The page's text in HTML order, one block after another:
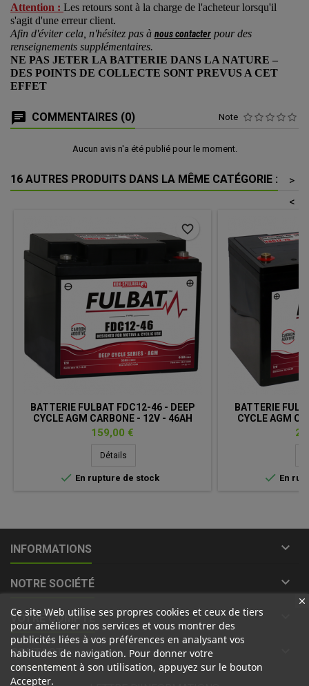
Attention : Les retours sont à la charge de l'acheteur lorsqu'il
s'agit d'une erreur client.
Afin d'éviter cela, n'hésitez pas à nous contacter pour des
renseignements supplémentaires.
NE PAS JETER LA BATTERIE DANS LA NATURE –
DES POINTS DE COLLECTE SONT PREVUS A CET
EFFET
COMMENTAIRES (0) Note
Aucun avis n'a été publié pour le moment.
16 AUTRES PRODUITS DANS LA MÊME CATÉGORIE :
>
<
BATTERIE FULBAT FDC12-46 - DEEP
CYCLE AGM CARBONE - 12V - 46AH
Prix
159,00 €
Détails
 En rupture de stock
favorite_border
BATTERIE
CYCLE AGM
 En
INFORMATIONS 
NOTRE SOCIÉTÉ 
VOTRE COMPTE
CONTACT
Ce site Web utilise ses propres cookies et ceux de tiers
pour améliorer nos services et vous montrer des
publicités liées à vos préférences en analysant vos
habitudes de navigation. Pour donner votre
consentement à son utilisation, appuyez sur le bouton
Accepter.